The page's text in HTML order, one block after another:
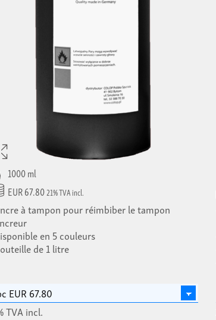
1000 ml
EUR 67.8021% TVA incl.
à tampon pour réimbiber le tampon
en 5 couleurs
de 1 litre
TVA incl.